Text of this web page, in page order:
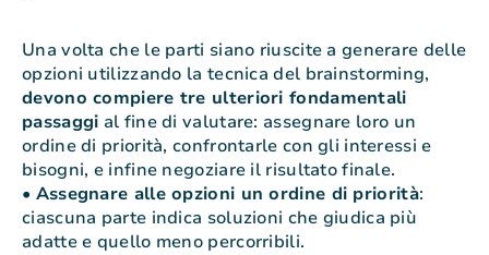
Una volta che le parti siano riuscite a generare delle
opzioni utilizzando la tecnica del brainstorming,
devono compiere tre ulteriori fondamentali
passaggi al fine di valutare: assegnare loro un
ordine di priorità, confrontarle con gli interessi e
bisogni, e infine negoziare il risultato finale.
• Assegnare alle opzioni un ordine di priorità:
ciascuna parte indica soluzioni che giudica più
adatte e quello meno percorribili.